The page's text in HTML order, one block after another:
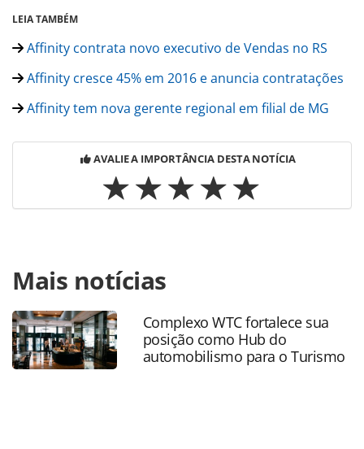
LEIA TAMBÉM
Affinity contrata novo executivo de Vendas no RS
Affinity cresce 45% em 2016 e anuncia contratações
Affinity tem nova gerente regional em filial de MG
AVALIE A IMPORTÂNCIA DESTA NOTÍCIA
https://www.panrotas.com.br/noticia-
turismo/cartoesdeassistencia/2017/03/affinity-leva-
convencao-interna-para-punta-cana-veja_144906.html ou
as ferramentas oferecidas na página. Todo o conteúdo
produzido pela PANROTAS Editora é protegido pela
legislação brasileira sobre direito autoral. Não reproduza o
Mais notícias
Complexo WTC fortalece sua
posição como Hub do
automobilismo para o Turismo